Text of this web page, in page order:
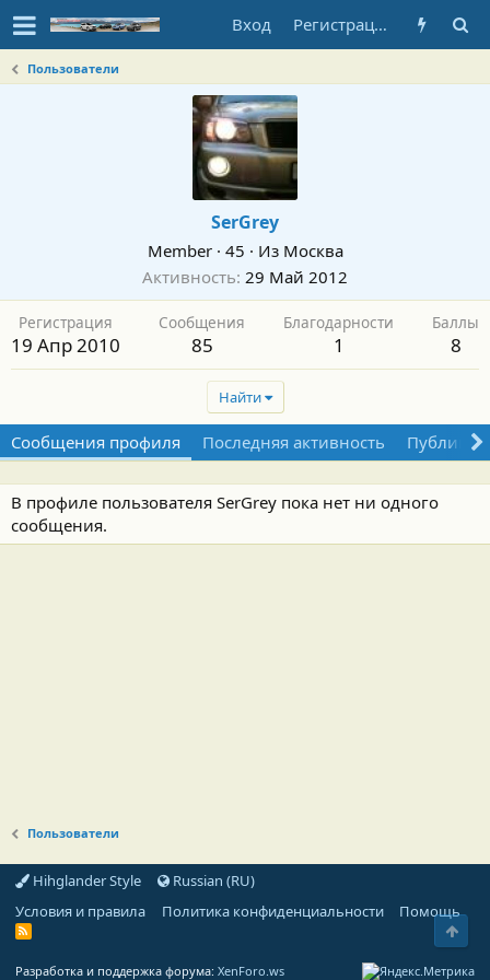
Вход Регистрация
Пользователи
SerGrey
Member · 45 · Из Москва
Активность 29 Май 2012
Регистрация
19 Апр 2010
Сообщения
85
Благодарности
1
Баллы
8
Найти
Сообщения профиля Последняя активность
В профиле пользователя SerGrey пока нет ни одного
сообщения.
Пользователи
Hihglander Style
Russian (RU)
Условия и правила
Политика конфиденциальности Помощь
R
Разработка и поддержка форума: XenForo.ws